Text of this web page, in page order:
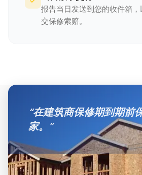
报告当日发送到您的收件箱
交保修索赔。
“在建筑商保修期到期前
家。 ”